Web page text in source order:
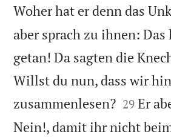
Woher hat er denn das
aber sprach zu ihnen: Das
getan! Da sagten die
Willst du nun, dass wir
zusammenlesen?
29 Er
Nein!, damit ihr nicht